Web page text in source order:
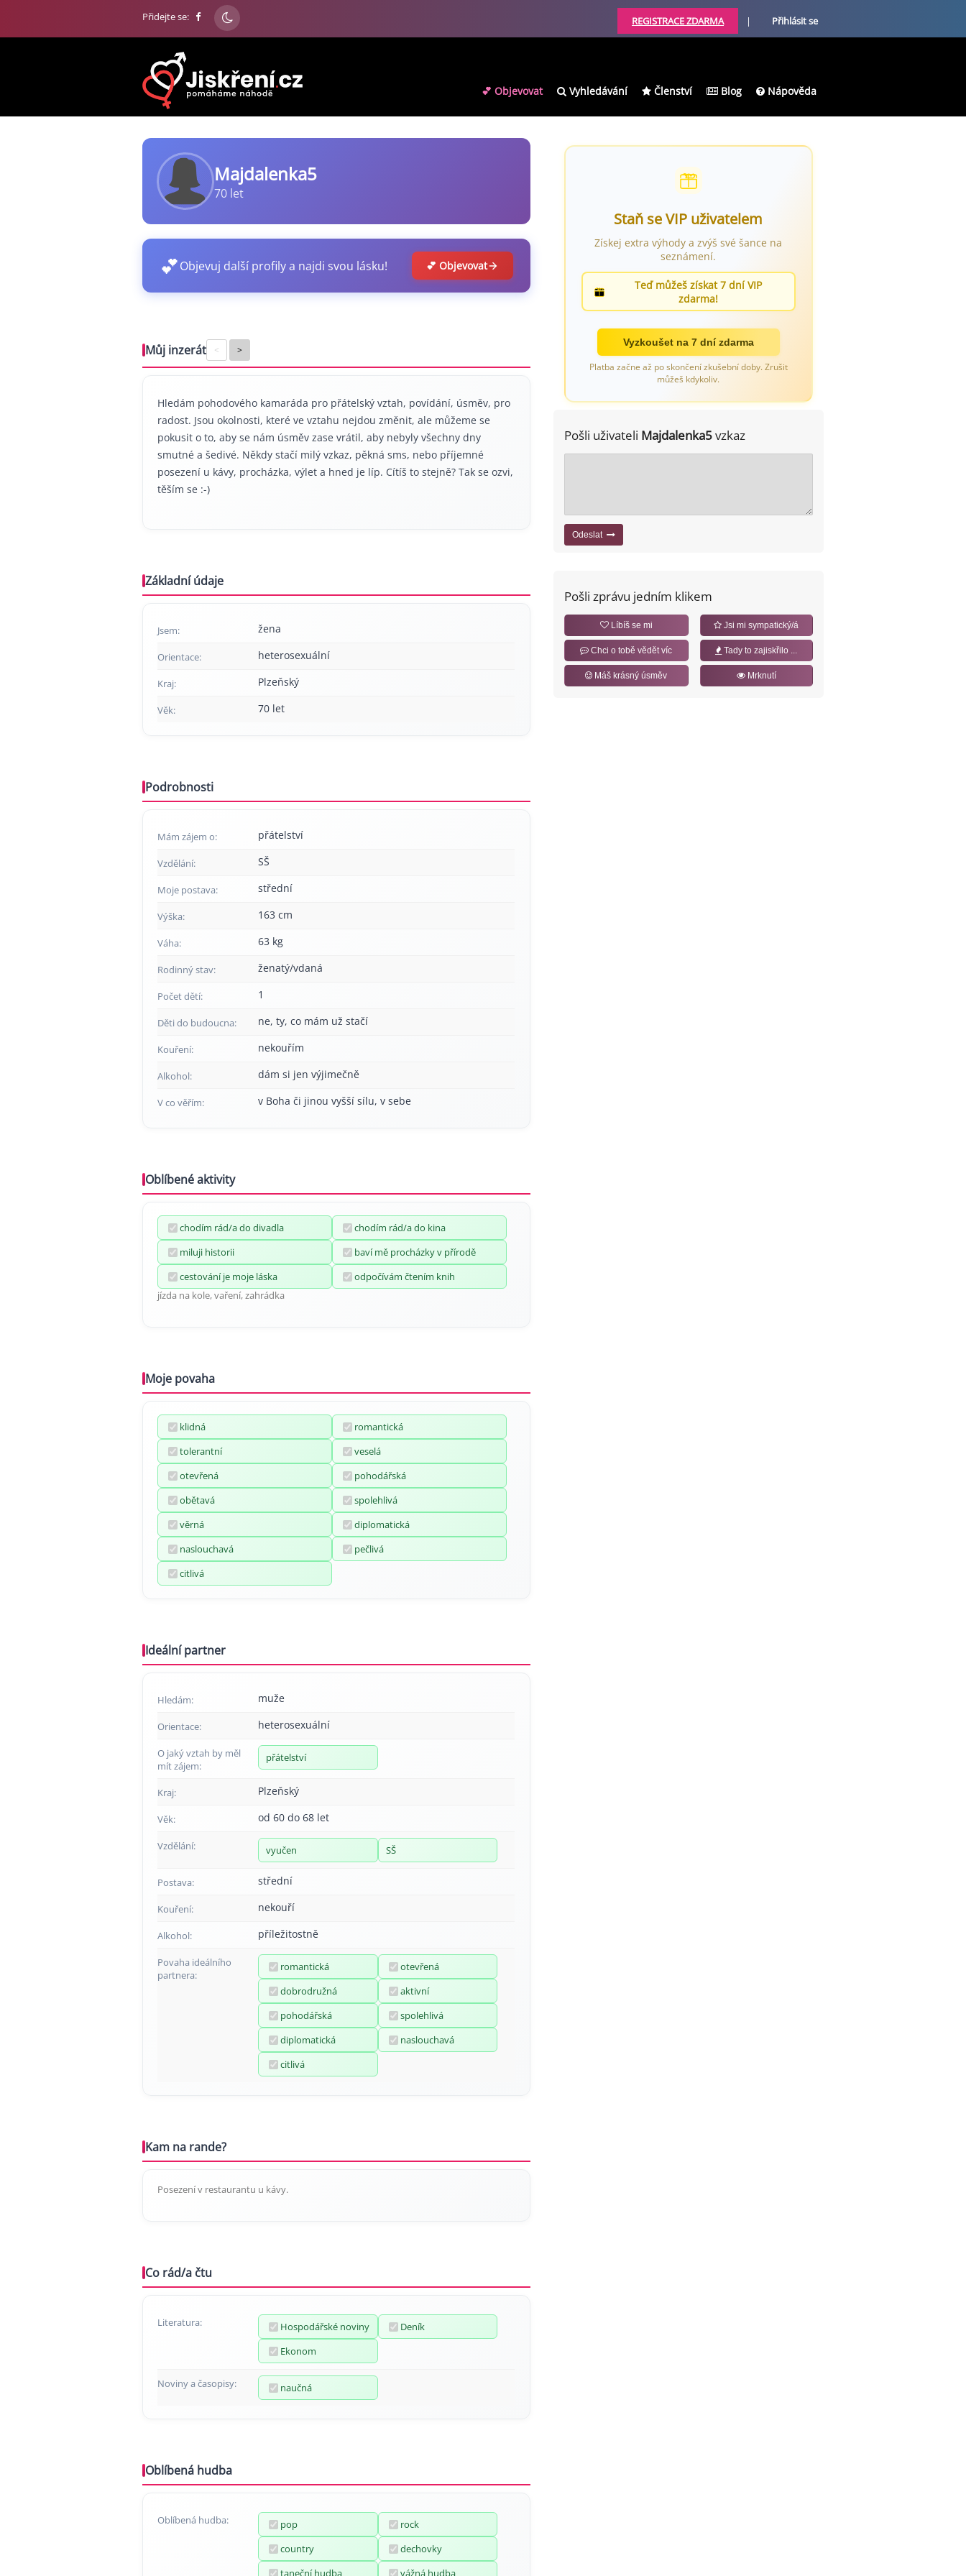
Přidejte se: REGISTRACE ZDARMA | Přihlásit se
💕 Objevovat Vyhledávání Členství Blog Nápověda
Majdalenka5
70 let
💕Objevuj další profily a najdi svou lásku! 💕 Objevovat
Můj inzerát < >
Hledám pohodového kamaráda pro přátelský vztah, povídání, úsměv, pro
radost. Jsou okolnosti, které ve vztahu nejdou změnit, ale můžeme se
pokusit o to, aby se nám úsměv zase vrátil, aby nebyly všechny dny
smutné a šedivé. Někdy stačí milý vzkaz, pěkná sms, nebo příjemné
posezení u kávy, procházka, výlet a hned je líp. Cítíš to stejně? Tak se ozvi,
těším se :-)
Základní údaje
Jsem: žena
Orientace: heterosexuální
Kraj: Plzeňský
Věk: 70 let
Podrobnosti
Mám zájem o: přátelství
Vzdělání: SŠ
Moje postava: střední
Výška: 163 cm
Váha: 63 kg
Rodinný stav: ženatý/vdaná
Počet dětí: 1
Děti do budoucna: ne, ty, co mám už stačí
Kouření: nekouřím
Alkohol: dám si jen výjimečně
V co věřím: v Boha či jinou vyšší sílu, v sebe
Oblíbené aktivity
chodím rád/a do divadla
chodím rád/a do kina
miluji historii
baví mě procházky v přírodě
cestování je moje láska
odpočívám čtením knih
jízda na kole, vaření, zahrádka
Moje povaha
klidná
romantická
tolerantní
veselá
otevřená
pohodářská
obětavá
spolehlivá
věrná
diplomatická
naslouchavá
pečlivá
citlivá
Ideální partner
Hledám: muže
Orientace: heterosexuální
O jaký vztah by měl
mít zájem:
přátelství
Kraj: Plzeňský
Věk: od 60 do 68 let
Vzdělání: vyučen SŠ
Postava: střední
Kouření: nekouří
Alkohol: příležitostně
Povaha ideálního
partnera:
romantická
otevřená
dobrodružná
aktivní
pohodářská
spolehlivá
diplomatická
naslouchavá
citlivá
Kam na rande?
Posezení v restaurantu u kávy.
Co rád/a čtu
Literatura: Hospodářské noviny
Deník
Ekonom
Noviny a časopisy: naučná
Oblíbená hudba
Oblíbená hudba: pop
rock
country
dechovky
taneční hudba
vážná hudba
Staň se VIP uživatelem
Získej extra výhody a zvýš své šance na
seznámení.
Teď můžeš získat 7 dní VIP
zdarma!
Vyzkoušet na 7 dní zdarma
Platba začne až po skončení zkušební doby. Zrušit
můžeš kdykoliv.
Pošli uživateli Majdalenka5vzkaz
Odeslat
Pošli zprávu jedním klikem
Líbíš se mi Jsi mi sympatický/á
Chci o tobě vědět víc Tady to zajiskřilo ...
Máš krásný úsměv Mrknutí